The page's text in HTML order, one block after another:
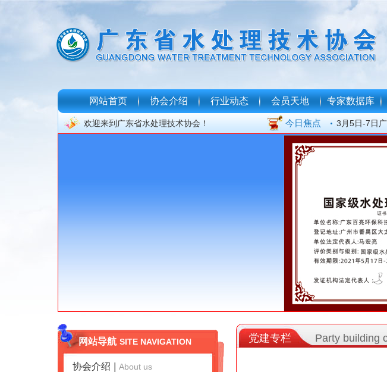
网站首页 协会介绍 行业动态 会员天地 专家数据库
欢迎来到广东省水处理技术协会！ 今日焦点
关于加强重
见
3月5日-7日
广东省水处
民营企业座
我协会受邀
明日精彩会
明日精彩会
网站导航 SITE NAVIGATION
协会介绍 About us
党建专栏 Party building